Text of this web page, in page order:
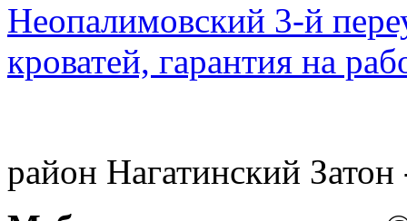
Неопалимовский 3-й
кроватей, гарантия на
район Нагатинский Затон